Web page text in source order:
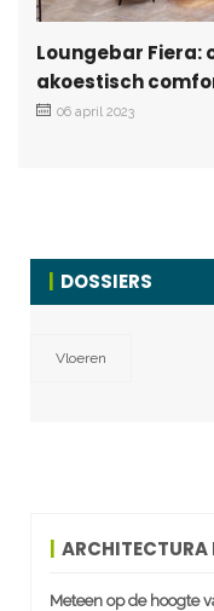
Loungebar Fiera:
akoestisch
06 april 2023
DOSSIERS
Vloeren
ARCHITECTURA
Meteen op de hoogte